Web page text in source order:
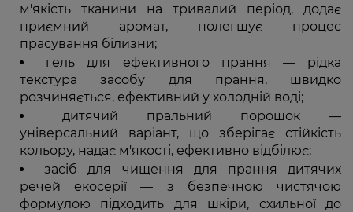
м'якість тканини на тривалий період, додає
приємний аромат, полегшує процес
прасування білизни;
гель для ефективного прання — рідка
текстура засобу для прання, швидко
розчиняється, ефективний у холодній воді;
дитячий пральний порошок —
універсальний варіант, що зберігає стійкість
кольору, надає м'якості, ефективно відбілює;
засіб для чищення для прання дитячих
речей екосерії — з безпечною чистячою
формулою підходить для шкіри, схильної до